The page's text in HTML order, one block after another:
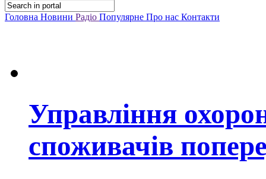
Головна Новини Радіо Популярне Про нас Контакти
Управління
споживачів